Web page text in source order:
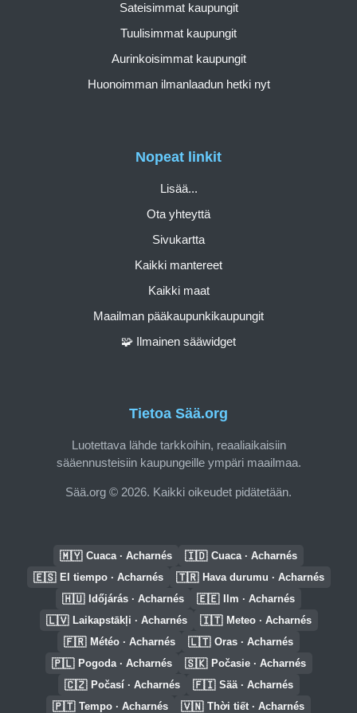
Tietoa Sää.org
Luotettava lähde tarkkoihin, reaaliaikaisiin
sääennusteisiin kaupungeille ympäri maailmaa.
Sää.org © 2026. Kaikki oikeudet pidätetään.
Nopeat linkit
Lisää...
Ota yhteyttä
Sivukartta
Kaikki mantereet
Kaikki maat
Maailman pääkaupunkikaupungit
🧩 Ilmainen sääwidget
Sateisimmat kaupungit
Tuulisimmat kaupungit
Aurinkoisimmat kaupungit
Huonoimman ilmanlaadun hetki nyt
🇲🇾 Cuaca · Acharnés 🇮🇩 Cuaca · Acharnés
🇪🇸 El tiempo · Acharnés 🇹🇷 Hava durumu · Acharnés
🇭🇺 Időjárás · Acharnés 🇪🇪 Ilm · Acharnés
🇱🇻 Laikapstākļi · Acharnés 🇮🇹 Meteo · Acharnés
🇫🇷 Météo · Acharnés 🇱🇹 Oras · Acharnés
🇵🇱 Pogoda · Acharnés 🇸🇰 Počasie · Acharnés
🇨🇿 Počasí · Acharnés 🇫🇮 Sää · Acharnés
🇵🇹 Tempo · Acharnés 🇻🇳 Thời tiết · Acharnés